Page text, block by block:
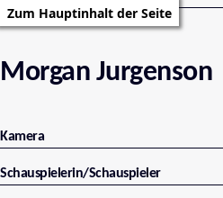
Zum Hauptinhalt der Seite
Morgan Jurgenson
Kamera
Schauspielerin/Schauspieler